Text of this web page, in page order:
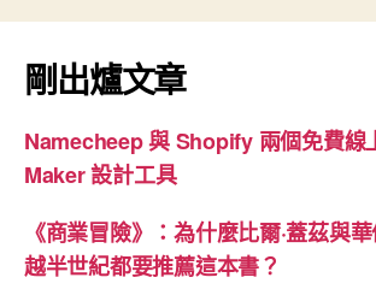
在
X《扶
正
力
量-
剛出爐文章
Namecheep 與 Shopify 兩個免費線
Maker 設計工具
《商業冒險》：為什麼比爾·蓋茲與
越半世紀都要推薦這本書？